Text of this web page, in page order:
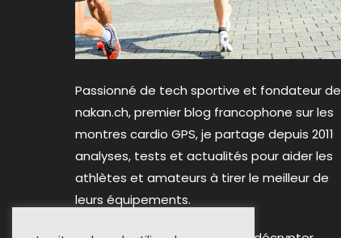
Passionné de tech sportive et fondateur de
nakan.ch, premier blog francophone sur les
montres cardio GPS, je partage depuis 2011
analyses, tests et actualités pour aider les
athlètes et amateurs à tirer le meilleur de
leurs équipements.